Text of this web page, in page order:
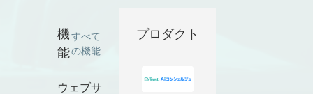
機
能
すべて
の機能
ウェブサ
プロダクト